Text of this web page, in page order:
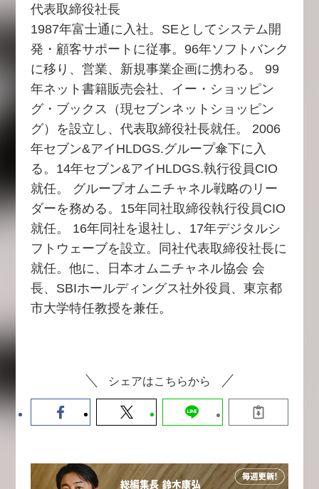
代表取締役社長
1987年富士通に入社。SEとしてシステム開
発・顧客サポートに従事。96年ソフトバンク
に移り、営業、新規事業企画に携わる。 99
年ネット書籍販売会社、イー・ショッピン
グ・ブックス（現セブンネットショッピン
グ）を設立し、代表取締役社長就任。 2006
年セブン&アイHLDGS.グループ傘下に入
る。14年セブン&アイHLDGS.執行役員CIO
就任。 グループオムニチャネル戦略のリー
ダーを務める。15年同社取締役執行役員CIO
就任。 16年同社を退社し、17年デジタルシ
フトウェーブを設立。同社代表取締役社長に
就任。他に、日本オムニチャネル協会 会
長、SBIホールディングス社外役員、東京都
市大学特任教授を兼任。
シェアはこちらから